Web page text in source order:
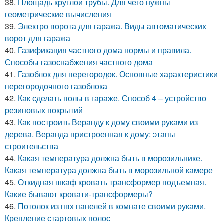
геометрические вычисления
39. Электро ворота для гаража. Виды автоматических
ворот для гаража
40. Газификация частного дома нормы и правила.
Способы газоснабжения частного дома
41. Газоблок для перегородок. Основные характеристики
перегородочного газоблока
42. Как сделать полы в гараже. Способ 4 – устройство
резиновых покрытий
43. Как построить Веранду к дому своими руками из
дерева. Веранда пристроенная к дому: этапы
строительства
44. Какая температура должна быть в морозильнике.
Какая температура должна быть в морозильной камере
45. Откидная шкаф кровать трансформер подъемная.
Какие бывают кровати-трансформеры?
46. Потолок из пвх панелей в комнате своими руками.
Крепление стартовых полос